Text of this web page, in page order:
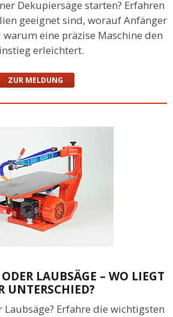
Dekupiersäge starten? Erfahren
geeignet sind, worauf Anfänger
eine präzise Maschine den
erleichtert.
ZUR MELDUNG
LAUBSÄGE – WO LIEGT
UNTERSCHIED?
Erfahre die wichtigsten